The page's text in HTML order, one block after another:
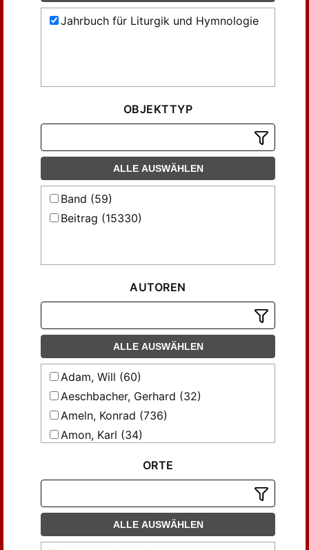
Jahrbuch für Liturgik und Hymnologie
OBJEKTTYP
ALLE AUSWÄHLEN
Band (59)
Beitrag (15330)
AUTOREN
ALLE AUSWÄHLEN
Adam, Will (60)
Aeschbacher, Gerhard (32)
Ameln, Konrad (736)
Amon, Karl (34)
Axmacher, Elke (37)
Bianca, Andrea M. (37)
Bieritz, Karl-Heinrich (136)
ORTE
ALLE AUSWÄHLEN